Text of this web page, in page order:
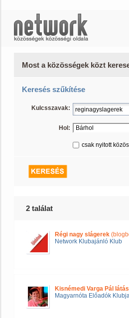
Most a közösségek közt
Keresés szűkítése
Kulcsszavak:
Hol:
csak nyitott
2 találat
Régi nagy slágerek
Network Klubajánló Klub
Kisnémedi Varga Pál
Magyarnóta Előadók